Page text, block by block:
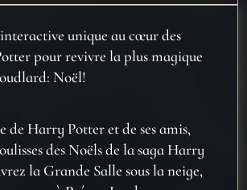
unique au cœur des
pour revivre la plus magique
Noël!
de Harry Potter et de ses amis,
des Noëls de la saga Harry
la Grande Salle sous la neige,